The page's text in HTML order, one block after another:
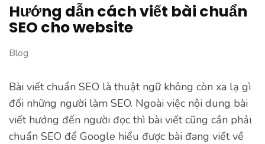
Hướng dẫn cách viết bài chuẩn
SEO cho website
Blog
Bài viết chuẩn SEO là thuật ngữ không còn xa lạ gì
đối những người làm SEO. Ngoài việc nội dung bài
viết hướng đến người đọc thì bài viết cũng cần phải
chuẩn SEO để Google hiểu được bài đang viết về